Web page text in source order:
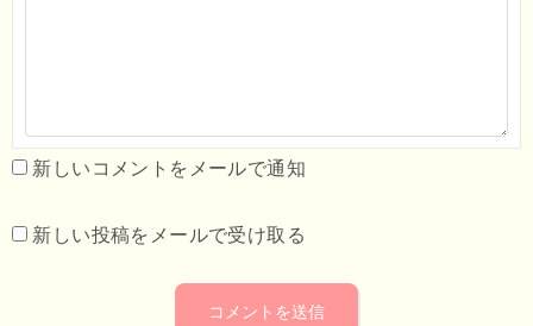
新しいコメントをメールで通知
新しい投稿をメールで受け取る